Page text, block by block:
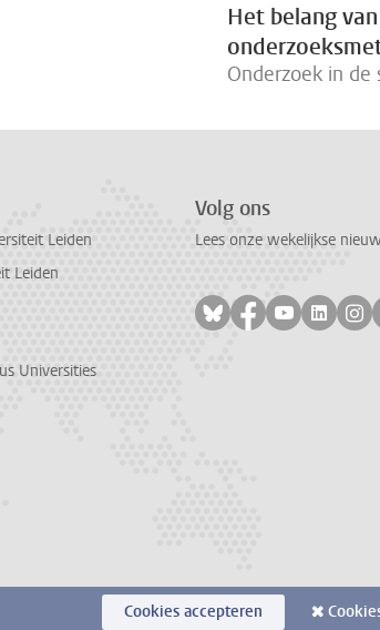
Het belang
Onderzoek in
Leiden
Leiden
Universities
Volg ons
Lees onze wekelijkse
Volg ons op
Volg ons op
Volg ons
Volg
Cookies accepteren